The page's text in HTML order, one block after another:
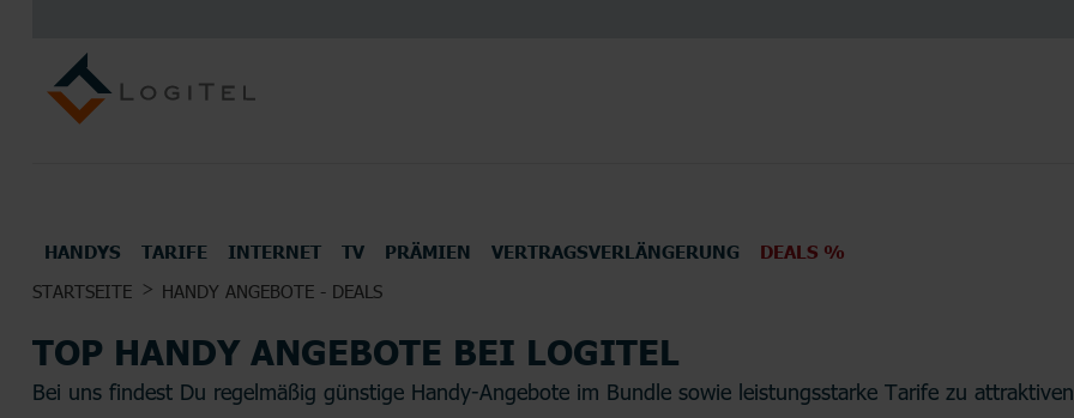
HANDYS
ALLE HANDYS UND SMARTPHONES
TARIFE
TOP MOBILFUNK ANBIETER
INTERNET
INTERNETANBIETER
TV
UNSERE BESTEN TV TARIFE
PRÄMIEN
PRÄMIEN
Kopfhörer
Konsolen
VERTRAGSVERLÄNGERUNG DEALS %
UNSERE TOP DEALS FÜR DICH
STARTSEITE HANDY ANGEBOTE - DEALS
TOP HANDY ANGEBOTE BEI LOGITEL
Bei uns findest Du regelmäßig günstige Handy-Angebote im Bundle sowie leistungsstarke Tarife zu